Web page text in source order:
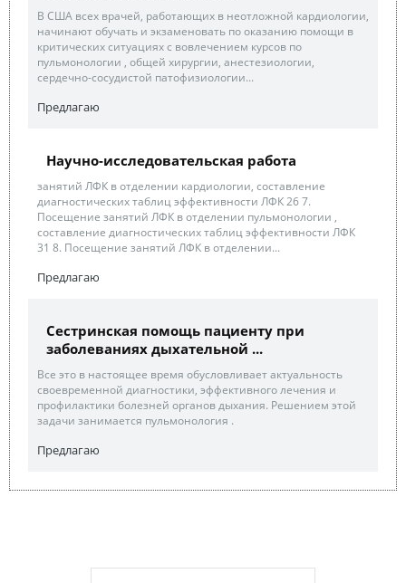
В США всех врачей, работающих в неотложной кардиологии,
начинают обучать и экзаменовать по оказанию помощи в
критических ситуациях с вовлечением курсов по
пульмонологии , общей хирургии, анестезиологии,
сердечно-сосудистой патофизиологии...
Предлагаю
Научно-исследовательская работа
занятий ЛФК в отделении кардиологии, составление
диагностических таблиц эффективности ЛФК 26 7.
Посещение занятий ЛФК в отделении пульмонологии ,
составление диагностических таблиц эффективности ЛФК
31 8. Посещение занятий ЛФК в отделении...
Предлагаю
Сестринская помощь пациенту при
заболеваниях дыхательной ...
Все это в настоящее время обусловливает актуальность
своевременной диагностики, эффективного лечения и
профилактики болезней органов дыхания. Решением этой
задачи занимается пульмонология .
Предлагаю